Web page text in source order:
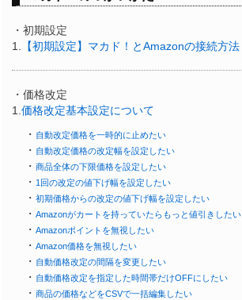
・初期設定
1.
【初期設定】マカド！とAmazonの接続方法
・価格改定
1. 価格改定基本設定について
・ 自動改定価格を一時的に止めたい
・ 自動改定価格の改定幅を設定したい
・ 商品全体の下限価格を設定したい
・ 1回の改定の値下げ幅を設定したい
・ 初期価格からの改定の値下げ幅を設定したい
・ Amazonがカートを持っていたらもっと値引きしたい
・ Amazonポイントを無視したい
・ Amazon価格を無視したい
・ 自動価格改定の間隔を変更したい
・ 自動価格改定を指定した時間帯だけOFFにしたい
・ 商品の価格などをCSVで一括編集したい